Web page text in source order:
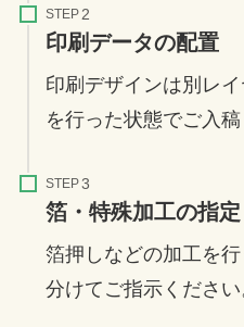
STEP
印刷データの配置
印刷デザインは別レ
を行った状態でご入稿
STEP
箔・特殊加工の指定
箔押しなどの加工を
分けてご指示ください